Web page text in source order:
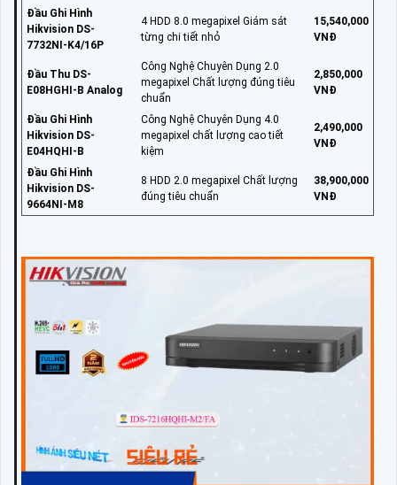
Đầu Ghi Hình
Hikvision DS-
7732NI-K4/16P
4 HDD 8.0 megapixel Giám sát
từng chi tiết nhỏ
15,540,000
VNĐ
Đầu Thu DS-
E08HGHI-B Analog
Công Nghệ Chuyên Dụng 2.0
megapixel Chất lượng đúng tiêu
chuẩn
2,850,000
VNĐ
Đầu Ghi Hình
Hikvision DS-
E04HQHI-B
Công Nghệ Chuyên Dụng 4.0
megapixel chất lượng cao tiết
kiệm
2,490,000
VNĐ
Đầu Ghi Hình
Hikvision DS-
9664NI-M8
8 HDD 2.0 megapixel Chất lượng
đúng tiêu chuẩn
38,900,000
VNĐ